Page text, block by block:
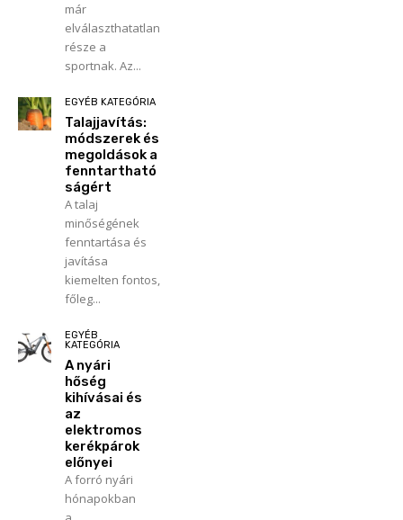
már
elválaszthatatlan
része a
sportnak. Az...
EGYÉB KATEGÓRIA
Talajjavítás:
módszerek és
megoldások a
fenntartható
ságért
A talaj
minőségének
fenntartása és
javítása
kiemelten fontos,
főleg...
EGYÉB
KATEGÓRIA
A nyári
hőség
kihívásai és
az
elektromos
kerékpárok
előnyei
A forró nyári
hónapokban